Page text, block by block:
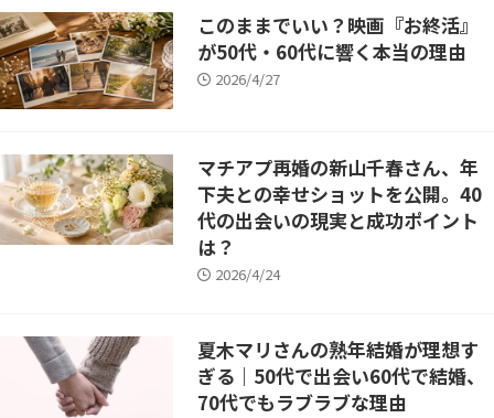
このままでいい？映画『お終活』
が50代・60代に響く本当の理由
2026/4/27
マチアプ再婚の新山千春さん、年
下夫との幸せショットを公開。40
代の出会いの現実と成功ポイント
は？
2026/4/24
夏木マリさんの熟年結婚が理想す
ぎる｜50代で出会い60代で結婚、
70代でもラブラブな理由